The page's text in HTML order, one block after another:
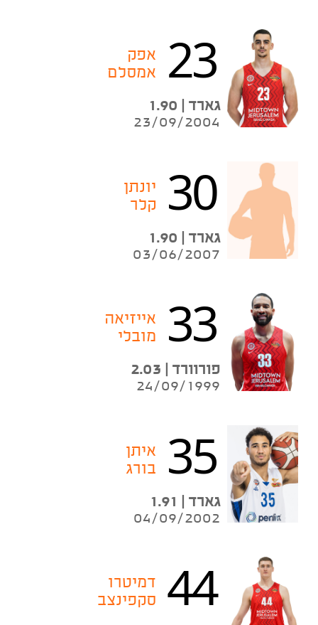
23
אפק
אמסלם
גארד | 1.90
23/09/2004
30
יונתן
קלר
גארד | 1.90
03/06/2007
33
אייזיאה
מובלי
פורוורד | 2.03
24/09/1999
35
איתן
בורג
גארד | 1.91
04/09/2002
44
דמיטרו
סקפינצב